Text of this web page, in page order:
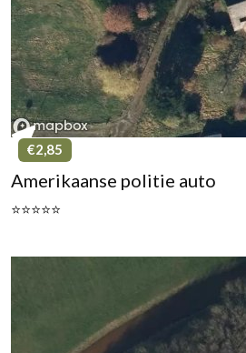
€2,85
Amerikaanse politie auto
⭐⭐⭐⭐⭐